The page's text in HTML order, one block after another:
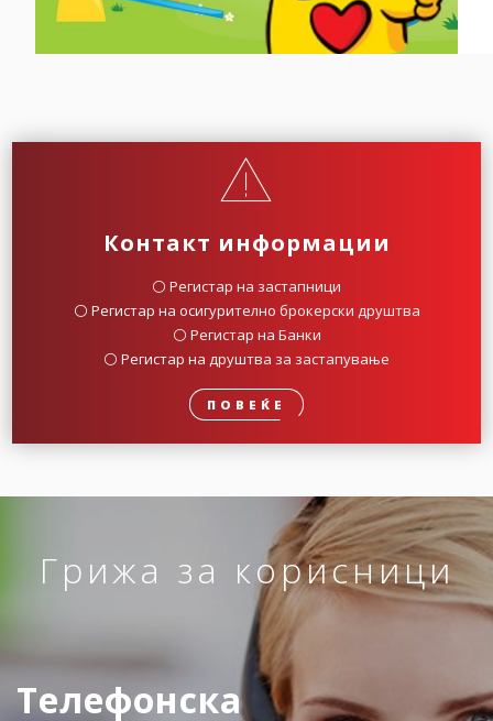
Контакт информации
⚪️ Регистар на застапници
⚪️ Регистар на осигурително брокерски друштва
⚪️ Регистар на Банки
⚪️ Регистар на друштва за застапување
ПОВЕЌЕ
Грижа за корисници
Телефонска